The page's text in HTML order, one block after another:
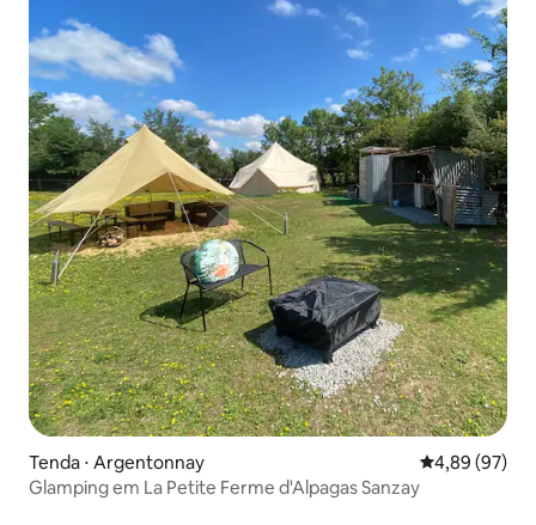
Tenda ⋅ Argentonnay 4,89 de uma
4,89 (97)
Glamping em La Petite Ferme d'Alpagas Sanzay